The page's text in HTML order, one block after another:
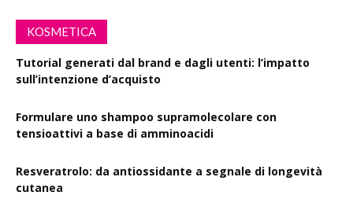
KOSMETICA
Tutorial generati dal brand e dagli utenti: l’impatto
sull’intenzione d’acquisto
Formulare uno shampoo supramolecolare con
tensioattivi a base di amminoacidi
Resveratrolo: da antiossidante a segnale di longevità
cutanea